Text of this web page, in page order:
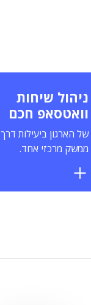
ניהול שיחות
וואטסאפ חכם
של הארגון ביעילות דרך
ממשק מרכזי אחד.